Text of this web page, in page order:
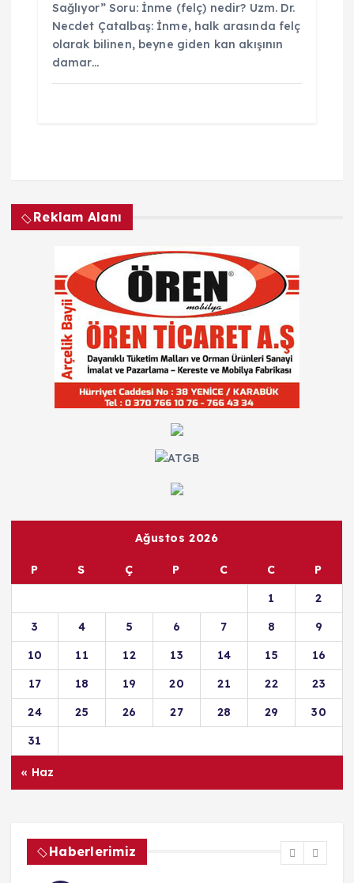
Sağlıyor” Soru: İnme (felç) nedir? Uzm. Dr.
Necdet Çatalbaş: İnme, halk arasında felç
olarak bilinen, beyne giden kan akışının
damar…
Reklam Alanı
Ağustos 2026
P S Ç P C C
P
1
2
3
4 5 6 7 8
9
10
11 12 13 14 15
16
17
18 19 20 21 22
23
24
25 26 27 28 29
30
31
« Haz
Haberlerimiz